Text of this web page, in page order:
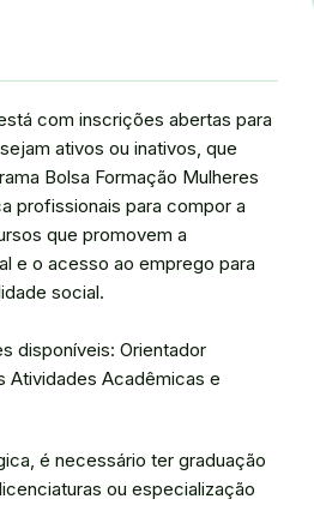
com inscrições abertas para
ativos ou inativos, que
Bolsa Formação Mulheres
profissionais para compor a
que promovem a
e o acesso ao emprego para
social.
disponíveis: Orientador
Atividades Acadêmicas e
é necessário ter graduação
ou especialização